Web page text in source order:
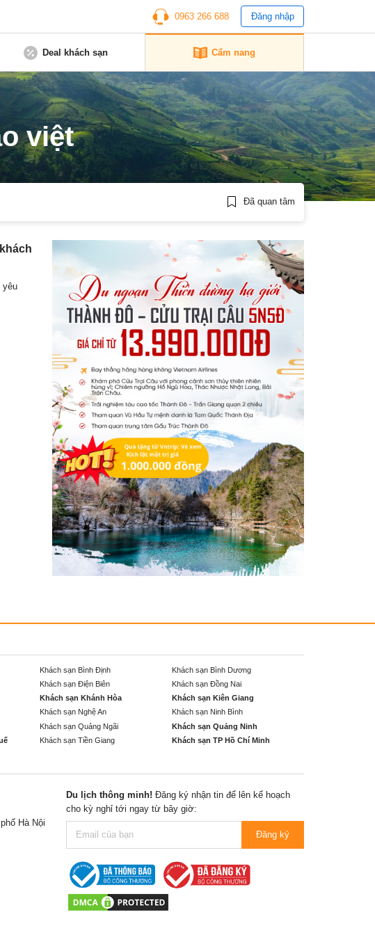
0963 266 688 Đăng nhập
Deal khách sạn Cẩm nang
việt
Đã quan tâm
yêu
Khách sạn Bình Định
Khách sạn Bình Dương
Khách sạn Điện Biên
Khách sạn Đồng Nai
Khách sạn Khánh Hòa
Khách sạn Kiên Giang
Khách sạn Nghệ An
Khách sạn Ninh Bình
Khách sạn Quảng Ngãi
Khách sạn Quảng Ninh
Khách sạn Tiền Giang
Khách sạn TP Hồ Chí Minh
Hà Nội
Du lịch thông minh! Đăng ký nhận tin để lên kế hoạch
cho kỳ nghỉ tới ngay từ bây giờ:
Đăng ký